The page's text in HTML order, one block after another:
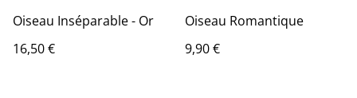
Oiseau Inséparable - Or
16,50 €
Oiseau Romantique
9,90 €